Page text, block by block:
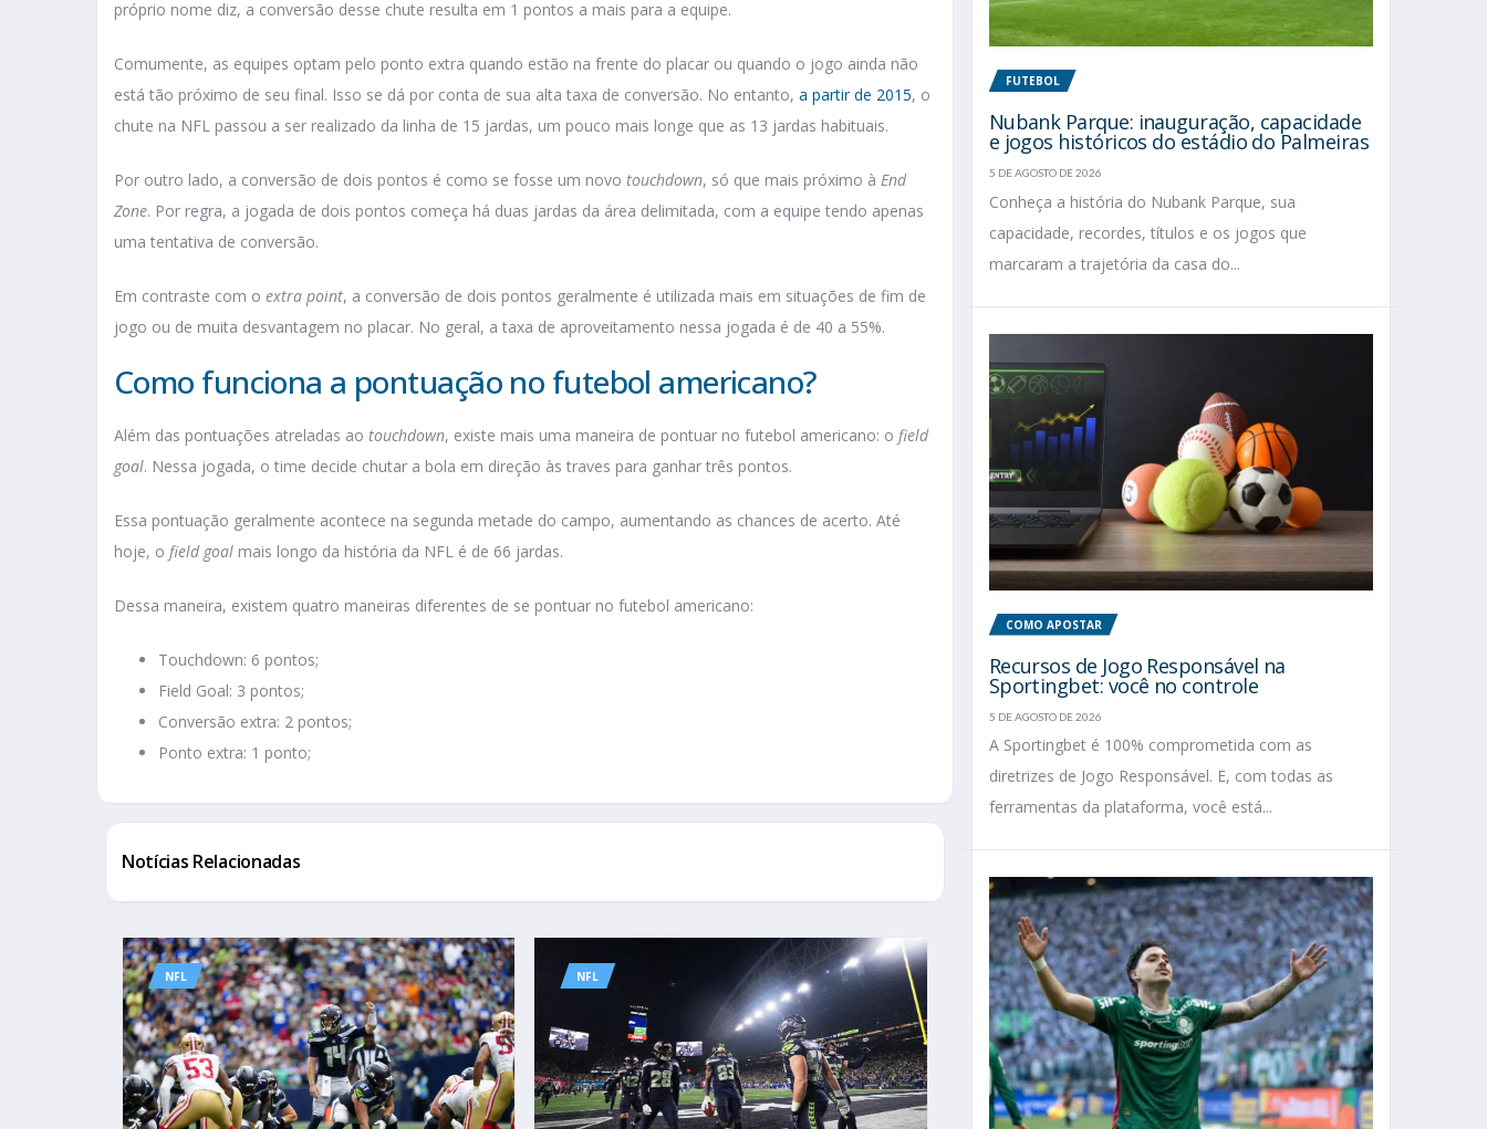
próprio nome diz, a conversão desse chute resulta em 1 pontos a mais para a equipe.
Comumente, as equipes optam pelo ponto extra quando estão na frente do placar ou quando o jogo ainda não
está tão próximo de seu final. Isso se dá por conta de sua alta taxa de conversão. No entanto, a partir de 2015, o
chute na NFL passou a ser realizado da linha de 15 jardas, um pouco mais longe que as 13 jardas habituais.
Por outro lado, a conversão de dois pontos é como se fosse um novo touchdown, só que mais próximo à End
Zone. Por regra, a jogada de dois pontos começa há duas jardas da área delimitada, com a equipe tendo apenas
uma tentativa de conversão.
Em contraste com o extra point, a conversão de dois pontos geralmente é utilizada mais em situações de fim de
jogo ou de muita desvantagem no placar. No geral, a taxa de aproveitamento nessa jogada é de 40 a 55%.
Como funciona a pontuação no futebol americano?
Além das pontuações atreladas ao touchdown, existe mais uma maneira de pontuar no futebol americano: o field
goal. Nessa jogada, o time decide chutar a bola em direção às traves para ganhar três pontos.
Essa pontuação geralmente acontece na segunda metade do campo, aumentando as chances de acerto. Até
hoje, o field goal mais longo da história da NFL é de 66 jardas.
Dessa maneira, existem quatro maneiras diferentes de se pontuar no futebol americano:
Touchdown: 6 pontos;
Field Goal: 3 pontos;
Conversão extra: 2 pontos;
Ponto extra: 1 ponto;
Notícias Relacionadas
NFL NFL
FUTEBOL
Nubank Parque: inauguração, capacidade
e jogos históricos do estádio do Palmeiras
5 DE AGOSTO DE 2026
Conheça a história do Nubank Parque, sua
capacidade, recordes, títulos e os jogos que
marcaram a trajetória da casa do...
COMO APOSTAR
Recursos de Jogo Responsável na
Sportingbet: você no controle
5 DE AGOSTO DE 2026
A Sportingbet é 100% comprometida com as
diretrizes de Jogo Responsável. E, com todas as
ferramentas da plataforma, você está...